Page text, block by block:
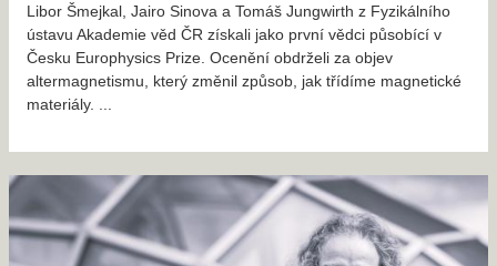
Libor Šmejkal, Jairo Sinova a Tomáš Jungwirth z Fyzikálního
ústavu Akademie věd ČR získali jako první vědci působící v
Česku Europhysics Prize. Ocenění obdrželi za objev
altermagnetismu, který změnil způsob, jak třídíme magnetické
materiály. ...